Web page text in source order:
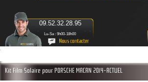
Lu-Sa : 9h00-18h00
09.52.32.28.95
Kit Film Solaire pour PORSCHE MACAN 2014-ACTUEL